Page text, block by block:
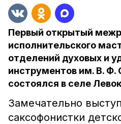
Первый открытый
исполнительского
отделений духовых и
инструментов им. В. Ф.
состоялся в селе
Замечательно
саксофонистки